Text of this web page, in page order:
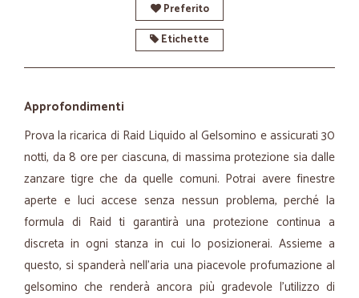
Preferito
Etichette
Approfondimenti
Prova la ricarica di Raid Liquido al Gelsomino e assicurati 30
notti, da 8 ore per ciascuna, di massima protezione sia dalle
zanzare tigre che da quelle comuni. Potrai avere finestre
aperte e luci accese senza nessun problema, perché la
formula di Raid ti garantirà una protezione continua a
discreta in ogni stanza in cui lo posizionerai. Assieme a
questo, si spanderà nell’aria una piacevole profumazione al
gelsomino che renderà ancora più gradevole l’utilizzo di